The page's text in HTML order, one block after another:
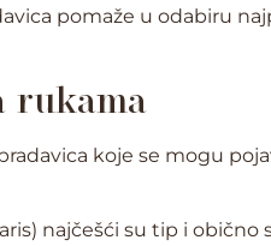
pomaže u odabiru
rukama
koje se mogu
najčešći su tip i obično